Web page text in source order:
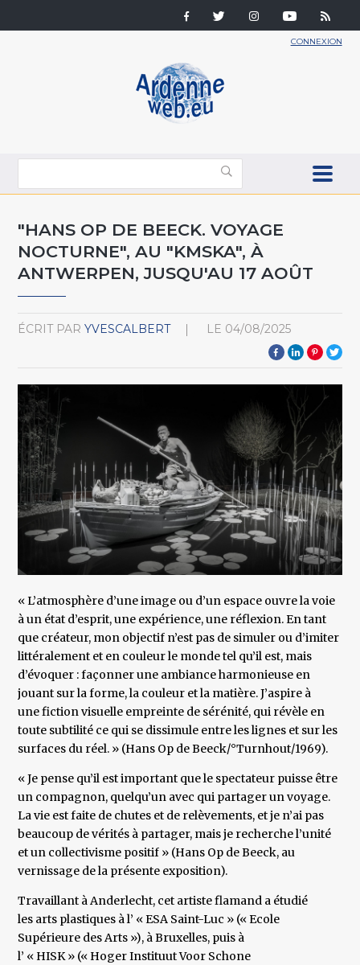
CONNEXION
"HANS OP DE BEECK. VOYAGE
NOCTURNE", AU "KMSKA", À
ANTWERPEN, JUSQU'AU 17 AOÛT
ÉCRIT PAR YVESCALBERT LE 04/08/2025
« L’atmosphère d’une image ou d’un espace ouvre la voie
à un état d’esprit, une expérience, une réflexion. En tant
que créateur, mon objectif n’est pas de simuler ou d’imiter
littéralement et en couleur le monde tel qu’il est, mais
d’évoquer : façonner une ambiance harmonieuse en
jouant sur la forme, la couleur et la matière. J’aspire à
une fiction visuelle empreinte de sérénité, qui révèle en
toute subtilité ce qui se dissimule entre les lignes et sur les
surfaces du réel. » (Hans Op de Beeck/°Turnhout/1969).
« Je pense qu’il est important que le spectateur puisse être
un compagnon, quelqu’un avec qui partager un voyage.
La vie est faite de chutes et de relèvements, et je n’ai pas
beaucoup de vérités à partager, mais je recherche l’unité
et un collectivisme positif » (Hans Op de Beeck, au
vernissage de la présente exposition).
Travaillant à Anderlecht, cet artiste flamand a étudié
les arts plastiques à l’ « ESA Saint-Luc » (« Ecole
Supérieure des Arts »), à Bruxelles, puis à
l’ « HISK » (« Hoger Instituut Voor Schone